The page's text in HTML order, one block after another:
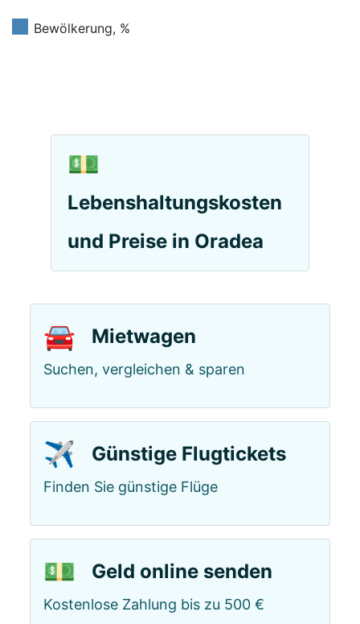
Bewölkerung, %
💵
Lebenshaltungskosten
und Preise in Oradea
🚘 Mietwagen
Suchen, vergleichen & sparen
✈️ Günstige Flugtickets
Finden Sie günstige Flüge
💵 Geld online senden
Kostenlose Zahlung bis zu 500 €